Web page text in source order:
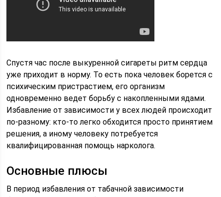
Спустя час после выкуренной сигареты ритм сердца
уже приходит в норму. То есть пока человек борется с
психическим пристрастием, его организм
одновременно ведет борьбу с накопленными ядами.
Избавление от зависимости у всех людей происходит
по-разному: кто-то легко обходится просто принятием
решения, а иному человеку потребуется
квалифицированная помощь нарколога.
Основные плюсы
В период избавления от табачной зависимости